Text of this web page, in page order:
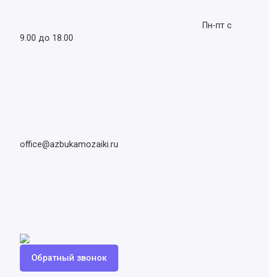
Пн-пт с
9.00 до 18.00
office@azbukamozaiki.ru
Обратный звонок